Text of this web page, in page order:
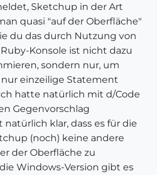
Sketchup in der Art
quasi "auf der Oberfläche"
du das durch Nutzung von
Konsole ist nicht dazu
sondern nur, um
einzeilige Statement
hatte natürlich mit d/Code
Gegenvorschlag
klar, dass es für die
(noch) keine andere
der Oberfläche zu
Windows-Version gibt es